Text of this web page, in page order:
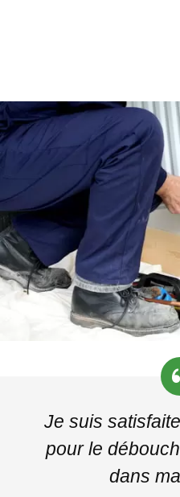
Je suis
pour le
dans